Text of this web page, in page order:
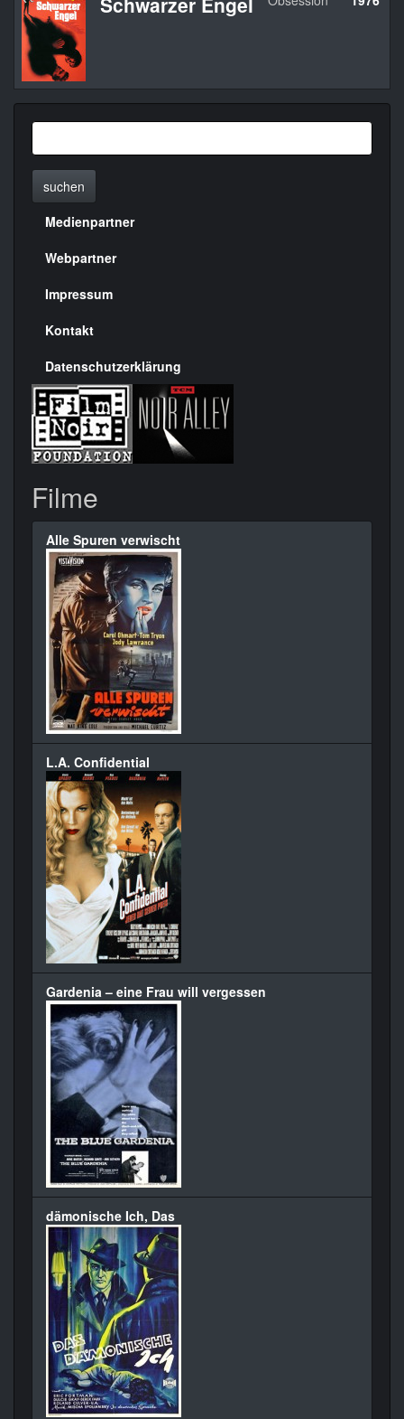
suchen
Menülinks
rechte
Seite
Medienpartner
Webpartner
Impressum
Kontakt
Datenschutzerklärung
Filme
Alle Spuren verwischt
L.A. Confidential
Gardenia – eine Frau will vergessen
dämonische Ich, Das